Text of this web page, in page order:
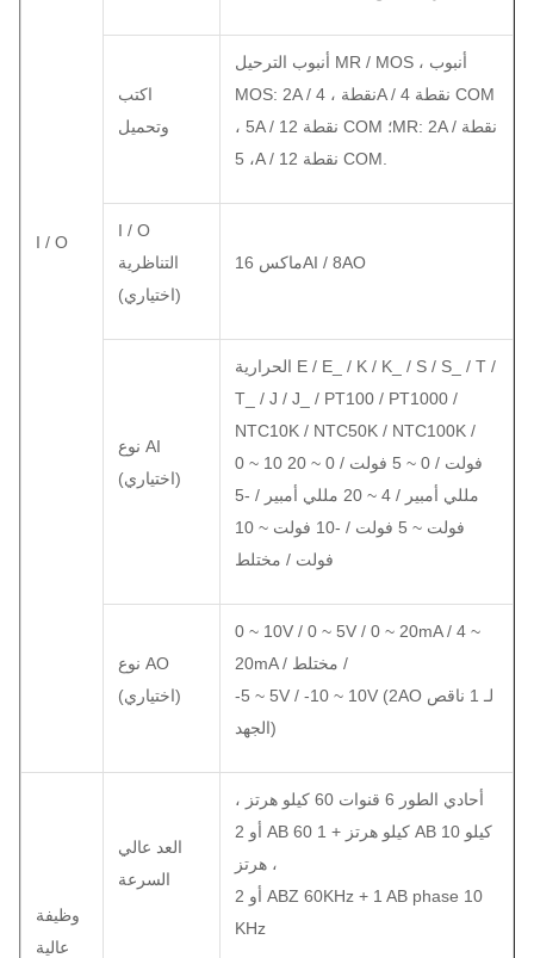
I / O
اكتب
وتحميل
أنبوب الترحيل MR / MOS ، أنبوب
MOS: 2A / نقطة ، 4A / 4 نقطة COM
، 5A / 12 نقطة COM ؛MR: 2A / نقطة
، 5A / 12 نقطة COM.
I / O
التناظرية
(اختياري)
ماكس 16AI / 8AO
نوع AI
(اختياري)
الحرارية E / E_ / K / K_ / S / S_ / T /
T_ / J / J_ / PT100 / PT1000 /
NTC10K / NTC50K / NTC100K /
0 ~ 10 فولت / 0 ~ 5 فولت / 0 ~ 20
مللي أمبير / 4 ~ 20 مللي أمبير / -5
فولت ~ 5 فولت / -10 فولت ~ 10
فولت / مختلط
نوع AO
(اختياري)
0 ~ 10V / 0 ~ 5V / 0 ~ 20mA / 4 ~
20mA / مختلط /
-5 ~ 5V / -10 ~ 10V (2AO لـ 1 ناقص
الجهد)
وظيفة
عالية
العد عالي
السرعة
أحادي الطور 6 قنوات 60 كيلو هرتز ،
أو 2 AB 60 كيلو هرتز + 1 AB 10 كيلو
هرتز ،
أو 2 ABZ 60KHz + 1 AB phase 10
KHz